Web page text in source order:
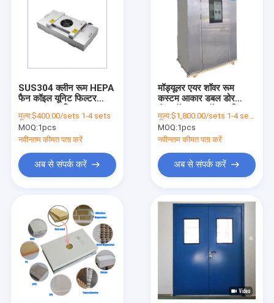
घर
उत्पाद
SUS304 क्लीन रूम HEPA
फैन कॉइल यूनिट फिल्टर
हर्ट्ज हेपा फिल्टर छत प्रशंसक
मूल्य:$400.00/sets 1-4 sets
MOQ:1pcs
नवीनतम कीमत पता करें
अब से संपर्क करें
मॉड्यूलर एयर शॉवर रूम
कस्टम आकार डबल डोर
डिजाइन
मूल्य:$1,800.00/sets 1-4 sets
MOQ:1pcs
नवीनतम कीमत पता करें
अब से संपर्क करें